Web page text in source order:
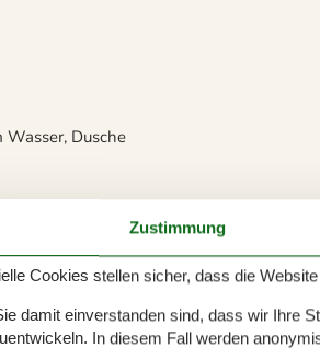
Dusche
Zustimmung
Cookies stellen sicher, dass die
damit einverstanden sind, dass wir Ihre
In diesem Fall werden